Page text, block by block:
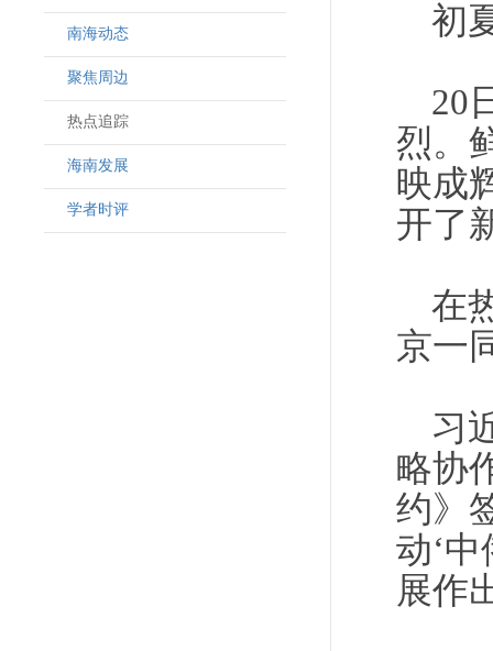
南海动态
聚焦周边
热点追踪
海南发展
学者时评
初
20
烈。
映成
开了
在
京一
习
略协
约》
动‘
展作